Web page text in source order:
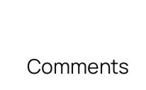
Comments